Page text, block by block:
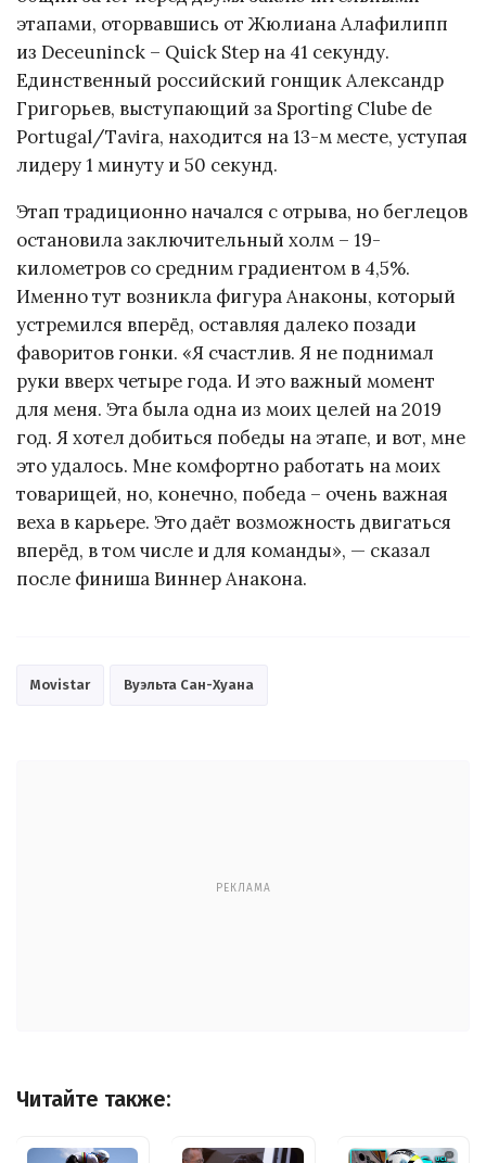
этапами, оторвавшись от Жюлиана Алафилипп
из Deceuninck – Quick Step на 41 секунду.
Единственный российский гонщик Александр
Григорьев, выступающий за Sporting Clube de
Portugal/Tavira, находится на 13-м месте, уступая
лидеру 1 минуту и 50 секунд.
Этап традиционно начался с отрыва, но беглецов
остановила заключительный холм – 19-
километров со средним градиентом в 4,5%.
Именно тут возникла фигура Анаконы, который
устремился вперёд, оставляя далеко позади
фаворитов гонки. «Я счастлив. Я не поднимал
руки вверх четыре года. И это важный момент
для меня. Эта была одна из моих целей на 2019
год. Я хотел добиться победы на этапе, и вот, мне
это удалось. Мне комфортно работать на моих
товарищей, но, конечно, победа – очень важная
веха в карьере. Это даёт возможность двигаться
вперёд, в том числе и для команды», — сказал
после финиша Виннер Анакона.
Movistar Вуэльта Сан-Хуана
РЕКЛАМА
Читайте также: